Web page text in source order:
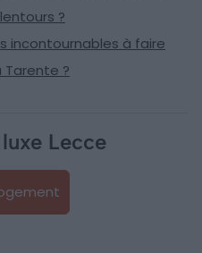
?
incontournables à faire
Tarente ?
Lecce